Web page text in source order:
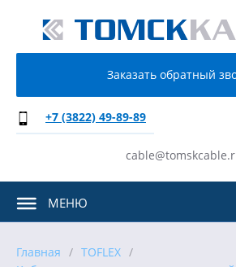
Заказать обратный
+7 (3822) 49-89-89
МЕНЮ
Главная
TOFLEX